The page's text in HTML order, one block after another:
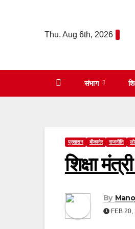
Thu. Aug 6th, 2026
संभाग
प्रशासन बीकानेर राजनीति
शिक्षा
By
FEB 20,